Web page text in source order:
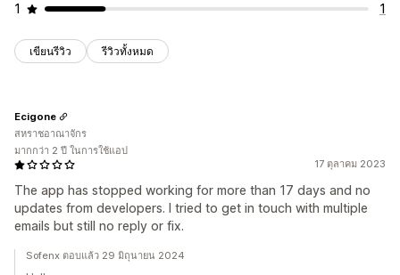
1
1
เขียนรีวิว รีวิวทั้งหมด
17 ตุลาคม 2023
The app has stopped working for more than 17 days and no
updates from developers. I tried to get in touch with multiple
emails but still no reply or fix.
Ecigone
สหราชอาณาจักร
มากกว่า 2 ปี ในการใช้แอป
Sofenx ตอบแล้ว 29 มิถุนายน 2024